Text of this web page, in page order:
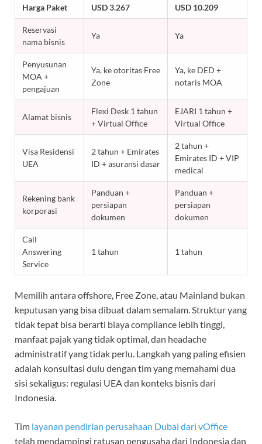
Harga Paket USD 3.267 USD 10.209
Reservasi
nama bisnis
Ya Ya
Penyusunan
MOA +
pengajuan
Ya, ke otoritas Free
Zone
Ya, ke DED +
notaris MOA
Alamat bisnis
Flexi Desk 1 tahun
+ Virtual Office
EJARI 1 tahun +
Virtual Office
Visa Residensi
UEA
2 tahun + Emirates
ID + asuransi dasar
2 tahun +
Emirates ID + VIP
medical
Rekening bank
korporasi
Panduan +
persiapan
dokumen
Panduan +
persiapan
dokumen
Call
Answering
Service
1 tahun 1 tahun
Memilih antara offshore, Free Zone, atau Mainland bukan
keputusan yang bisa dibuat dalam semalam. Struktur yang
tidak tepat bisa berarti biaya compliance lebih tinggi,
manfaat pajak yang tidak optimal, dan headache
administratif yang tidak perlu. Langkah yang paling efisien
adalah konsultasi dulu dengan tim yang memahami dua
sisi sekaligus: regulasi UEA dan konteks bisnis dari
Indonesia.
Tim layanan pendirian perusahaan Dubai dari vOffice
telah mendampingi ratusan pengusaha dari Indonesia dan